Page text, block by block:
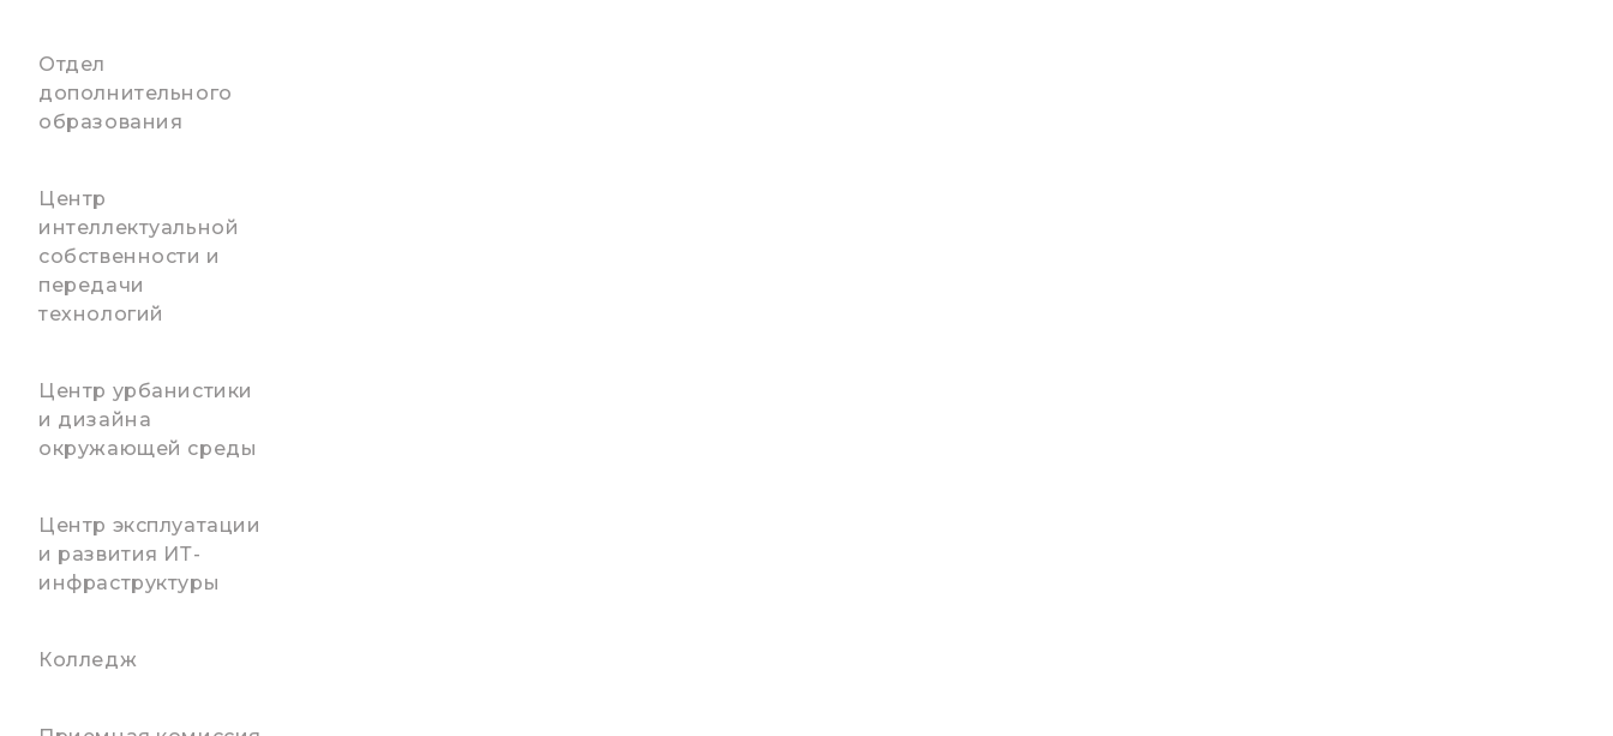
Отдел
дополнительного
образования
Центр
интеллектуальной
собственности и
передачи
технологий
Центр урбанистики
и дизайна
окружающей среды
Центр эксплуатации
и развития ИТ-
инфраструктуры
Колледж